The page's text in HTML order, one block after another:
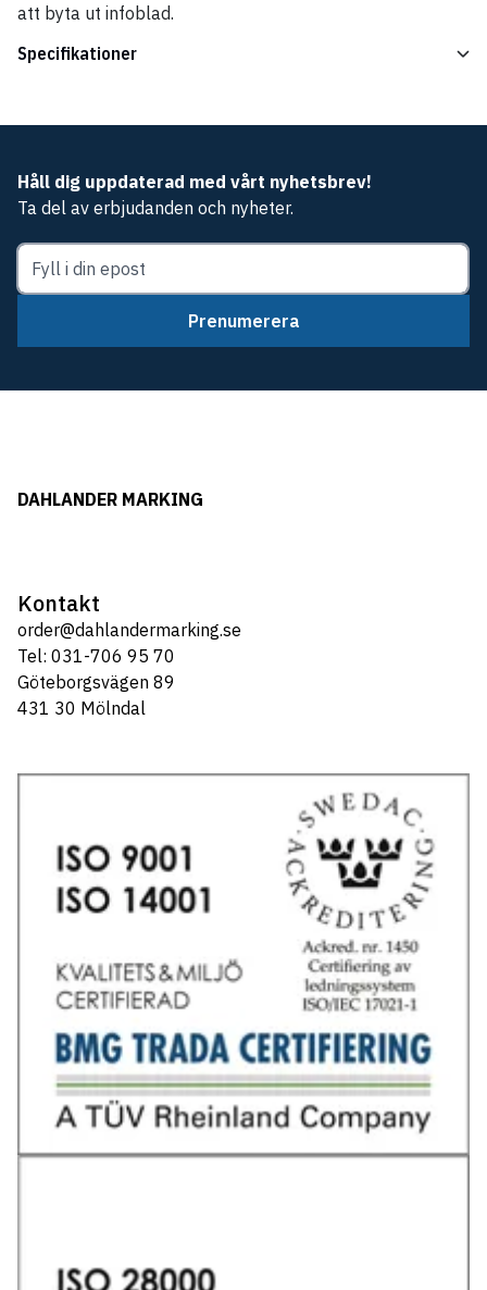
att byta ut infoblad.
Specifikationer
Håll dig uppdaterad med vårt nyhetsbrev!
Ta del av erbjudanden och nyheter.
Prenumerera
DAHLANDER MARKING
Kontakt
order@dahlandermarking.se
Tel: 031-706 95 70
Göteborgsvägen 89
431 30 Mölndal